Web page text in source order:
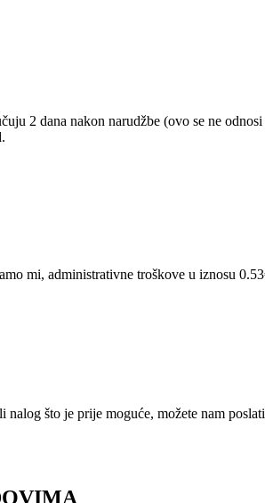
2 dana nakon narudžbe (ovo se ne
mi, administrativne troškove u iznosu
što je prije moguće, možete nam